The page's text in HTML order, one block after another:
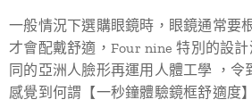
一般情況下選購眼鏡時，眼鏡通常要
才會配戴舒適，Four nine 特別的設
同的亞洲人臉形再運用人體工學 ，
感覺到何謂【一秒鐘體驗鏡框舒適度】